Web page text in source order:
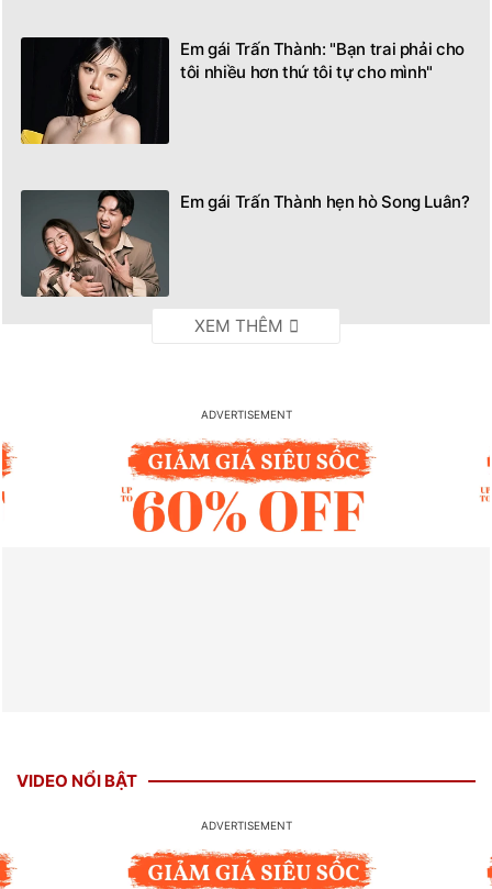
Em gái Trấn Thành: "Bạn trai phải cho
tôi nhiều hơn thứ tôi tự cho mình"
Em gái Trấn Thành hẹn hò Song Luân?
VIDEO NỔI BẬT